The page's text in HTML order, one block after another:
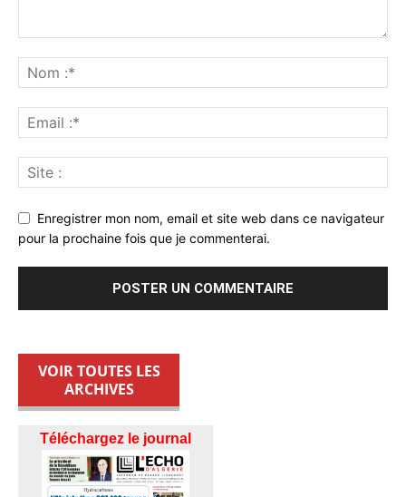
Enregistrer mon nom, email et site web dans ce navigateur
pour la prochaine fois que je commenterai.
VOIR TOUTES LES
ARCHIVES